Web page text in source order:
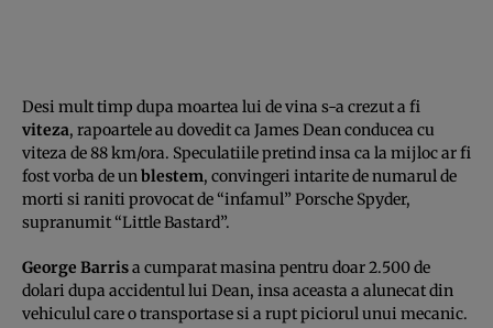
Desi mult timp dupa moartea lui de vina s-a crezut a fi
viteza, rapoartele au dovedit ca James Dean conducea cu
viteza de 88 km/ora. Speculatiile pretind insa ca la mijloc ar fi
fost vorba de unblestem, convingeri intarite de numarul de
morti si raniti provocat de “infamul” Porsche Spyder,
supranumit “Little Bastard”.
George Barrisa cumparat masina pentru doar 2.500 de
dolari dupa accidentul lui Dean, insa aceasta a alunecat din
vehiculul care o transportase si a rupt piciorul unui mecanic.